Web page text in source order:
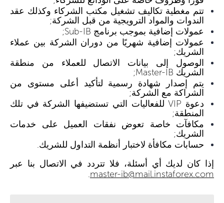
تتم مغطية تكاليف تشغيل مكتب الشركاء وكذلك عقد
الندوات والمواد الترويجية من قبل الشركة;
عمولات إضافية بموجب برنامج Sub-IB;
عمولات إضافية شهريًا من دوران الشركة بين عملاء
الشريك;
الوصول إلى بيانات الاتصال للعملاء من منطقة
الشريك Master-IB;
يتم إصدار شهادة رسمية لتأكيد أعلى مستوى من
الشراكة مع الشركة;
دعوة VIP للفعاليات التي تستضيفها الشركة في تلك
المنطقة;
مكافآت خاصة تعوض نفقات العميل على خدمات
الشريك;
حسابات مكافأة لاختبار أنظمة التداول للشريك.
إذا كان لديك أي أسئلة، فلا تتردد في الاتصال بنا عبر
master-ib@mail.instaforex.com
.